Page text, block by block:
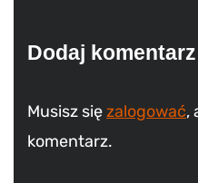
Dodaj komentarz
Musisz sięzalogować,
komentarz.